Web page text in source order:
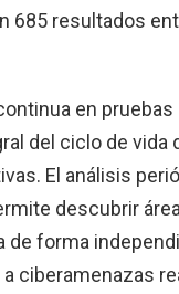
685 resultados
en
del ciclo de vida
El análisis
descubrir
de forma
ciberamenazas